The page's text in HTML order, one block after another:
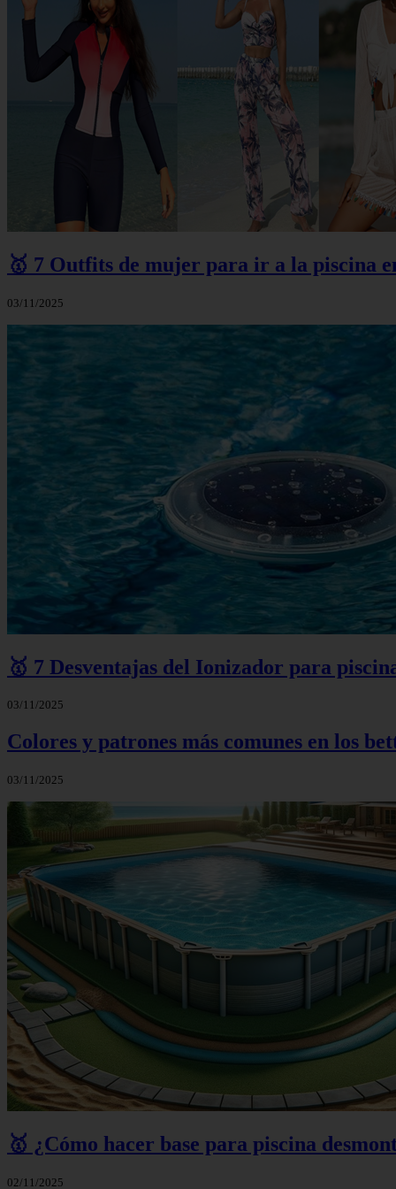
🥇 7 Outfits de mujer para ir a la piscina
03/11/2025
🥇 7 Desventajas del Ionizador para
03/11/2025
Colores y patrones más comunes en los
03/11/2025
🥇 ¿Cómo hacer base para piscina
02/11/2025